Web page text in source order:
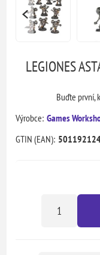
LEGIONES
Buďte první,
Výrobce: Games
GTIN (EAN):